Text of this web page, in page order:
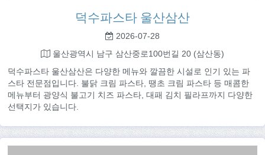
덕수파스타 울산삼산
2026-07-28
울산광역시 남구 삼산중로100번길 20 (삼산동)
덕수파스타 울산삼산은 다양한 메뉴와 깔끔한 시설로 인기 있는 파
스타 전문점입니다. 불닭 크림 파스타, 땡초 크림 파스타 등 매콤한
메뉴부터 광양식 불고기 치즈 파스타, 대패 김치 필라프까지 다양한
선택지가 있습니다.